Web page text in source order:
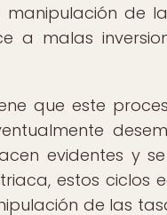
de
a malas
que este
evidentes y
estos ciclos
de las